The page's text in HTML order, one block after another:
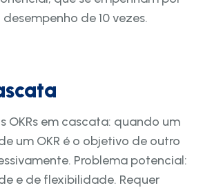
de 10 vezes.
OKRs em cascata: quando um
um OKR é o objetivo de outro
Problema potencial:
e de flexibilidade. Requer